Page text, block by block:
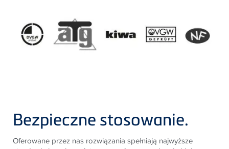
Bezpieczne stosowanie.
Oferowane przez nas rozwiązania spełniają najwyższe